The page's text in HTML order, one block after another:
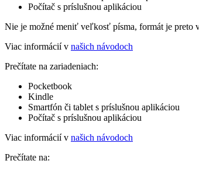
Počítač s príslušnou aplikáciou
Nie je možné meniť veľkosť písma, formát je preto
Viac informácií v našich návodoch
Prečítate na zariadeniach:
Pocketbook
Kindle
Smartfón či tablet s príslušnou aplikáciou
Počítač s príslušnou aplikáciou
Viac informácií v našich návodoch
Prečítate na: